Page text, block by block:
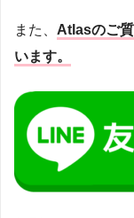
また、 Atlasのご
います。